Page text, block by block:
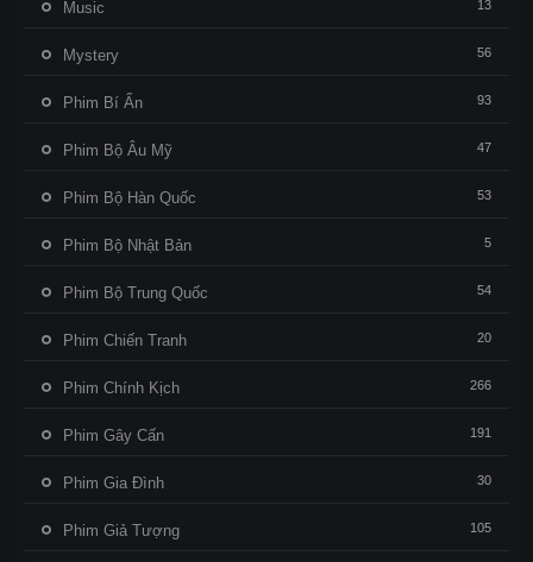
Music 13
Mystery 56
Phim Bí Ẩn 93
Phim Bộ Âu Mỹ 47
Phim Bộ Hàn Quốc 53
Phim Bộ Nhật Bản 5
Phim Bộ Trung Quốc 54
Phim Chiến Tranh 20
Phim Chính Kịch 266
Phim Gây Cấn 191
Phim Gia Đình 30
Phim Giả Tượng 105